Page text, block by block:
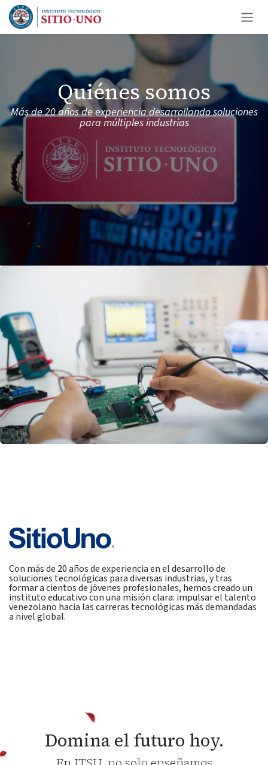
Ir al contenido
Quiénes somos
Más de 20 años de experiencia desarrollando soluciones
para múltiples industrias
Con más de 20 años de experiencia en el desarrollo de
soluciones tecnológicas para diversas industrias, y tras
formar a cientos de jóvenes profesionales, hemos creado un
instituto educativo con una misión clara: impulsar el talento
venezolano hacia las carreras tecnológicas más demandadas
a nivel global.
Domina el futuro hoy.